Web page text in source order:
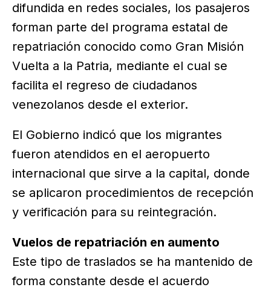
difundida en redes sociales, los pasajeros
forman parte del programa estatal de
repatriación conocido como Gran Misión
Vuelta a la Patria, mediante el cual se
facilita el regreso de ciudadanos
venezolanos desde el exterior.
El Gobierno indicó que los migrantes
fueron atendidos en el aeropuerto
internacional que sirve a la capital, donde
se aplicaron procedimientos de recepción
y verificación para su reintegración.
Vuelos de repatriación en aumento
Este tipo de traslados se ha mantenido de
forma constante desde el acuerdo